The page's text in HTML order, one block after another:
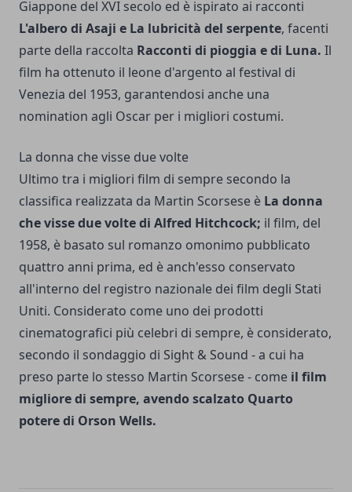
Giappone del XVI secolo ed è ispirato ai racconti
L'albero di Asaji e La lubricità del serpente, facenti
parte della raccolta Racconti di pioggia e di Luna. Il
film ha ottenuto il leone d'argento al festival di
Venezia del 1953, garantendosi anche una
nomination agli Oscar per i migliori costumi.
La donna che visse due volte
Ultimo tra i migliori film di sempre secondo la
classifica realizzata da Martin Scorsese è La donna
che visse due volte di Alfred Hitchcock; il film, del
1958, è basato sul romanzo omonimo pubblicato
quattro anni prima, ed è anch'esso conservato
all'interno del registro nazionale dei film degli Stati
Uniti. Considerato come uno dei prodotti
cinematografici più celebri di sempre, è considerato,
secondo il sondaggio di Sight & Sound - a cui ha
preso parte lo stesso Martin Scorsese - come il film
migliore di sempre, avendo scalzato Quarto
potere di Orson Wells.